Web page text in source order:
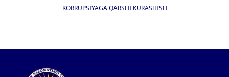
KORRUPSIYAGA QARSHI KURASHISH